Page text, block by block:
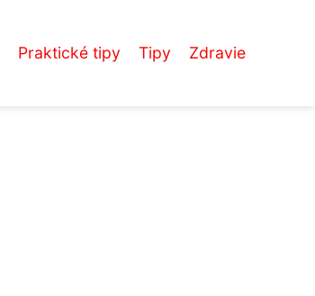
Praktické tipy Tipy Zdravie